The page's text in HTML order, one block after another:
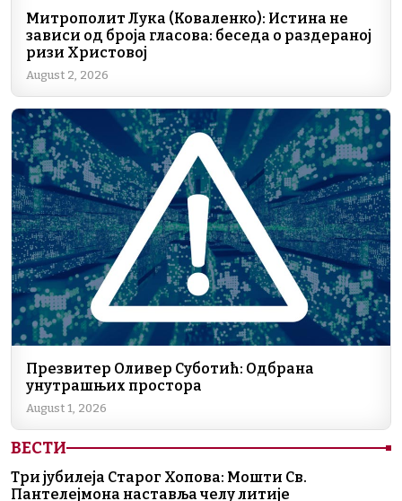
Митрополит Лука (Коваленко): Истина не
зависи од броја гласова: беседа о раздераној
ризи Христовој
August 2, 2026
Презвитер Оливер Суботић: Одбрана
унутрашњих простора
August 1, 2026
ВЕСТИ
Три јубилеја Старог Хопова: Мошти Св.
Пантелејмона наставља челу литије